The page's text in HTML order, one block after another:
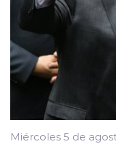
Miércoles 5 de